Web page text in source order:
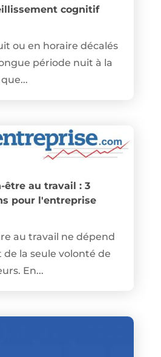
cognitif
ou en horaire décalés
période nuit à la
être au travail : 3
pour l'entreprise
au travail ne dépend
la seule volonté de
En...